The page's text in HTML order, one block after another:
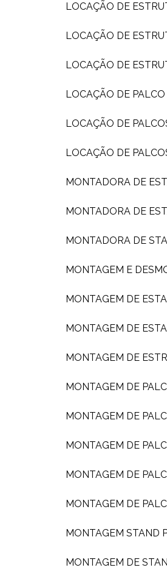
LOCAÇÃO DE
LOCAÇÃO DE
LOCAÇÃO DE
LOCAÇÃO DE PALCO
LOCAÇÃO DE
LOCAÇÃO DE
MONTADORA DE
MONTADORA DE
MONTADORA DE
MONTAGEM E
MONTAGEM DE
MONTAGEM DE
MONTAGEM DE
MONTAGEM DE
MONTAGEM DE
MONTAGEM DE
MONTAGEM DE
MONTAGEM DE
MONTAGEM STAND
MONTAGEM DE